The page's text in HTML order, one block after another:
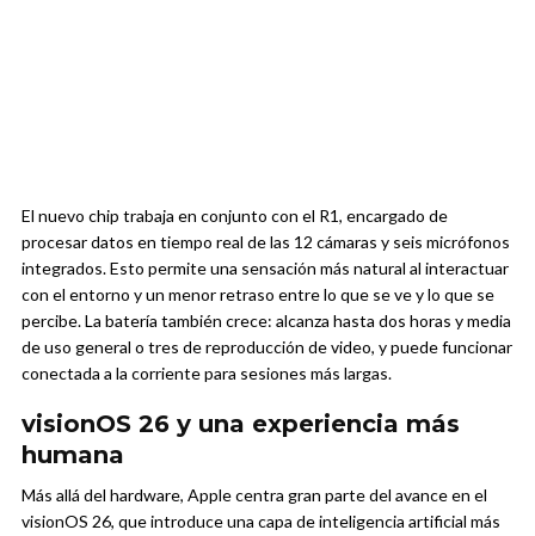
El nuevo chip trabaja en conjunto con el R1, encargado de
procesar datos en tiempo real de las 12 cámaras y seis micrófonos
integrados. Esto permite una sensación más natural al interactuar
con el entorno y un menor retraso entre lo que se ve y lo que se
percibe. La batería también crece: alcanza hasta dos horas y media
de uso general o tres de reproducción de video, y puede funcionar
conectada a la corriente para sesiones más largas.
visionOS 26 y una experiencia más
humana
Más allá del hardware, Apple centra gran parte del avance en el
visionOS 26, que introduce una capa de inteligencia artificial más